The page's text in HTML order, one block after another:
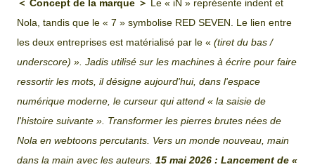
＜ Concept de la marque ＞
Le « iN » représente indent et
Nola, tandis que le « 7 » symbolise RED SEVEN. Le lien entre
les deux entreprises est matérialisé par le « (tiret du bas /
underscore) ». Jadis utilisé sur les machines à écrire pour faire
ressortir les mots, il désigne aujourd'hui, dans l'espace
numérique moderne, le curseur qui attend « la saisie de
l'histoire suivante ». Transformer les pierres brutes nées de
Nola en webtoons percutants. Vers un monde nouveau, main
dans la main avec les auteurs. 15 mai 2026 : Lancement de «